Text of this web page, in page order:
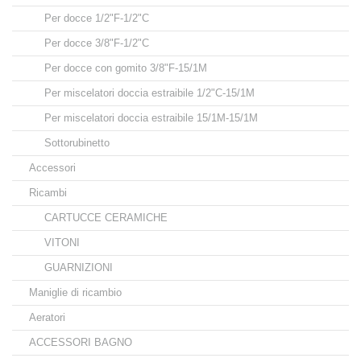
Per docce 1/2"F-1/2"C
Per docce 3/8"F-1/2"C
Per docce con gomito 3/8"F-15/1M
Per miscelatori doccia estraibile 1/2"C-15/1M
Per miscelatori doccia estraibile 15/1M-15/1M
Sottorubinetto
Accessori
Ricambi
CARTUCCE CERAMICHE
VITONI
GUARNIZIONI
Maniglie di ricambio
Aeratori
ACCESSORI BAGNO